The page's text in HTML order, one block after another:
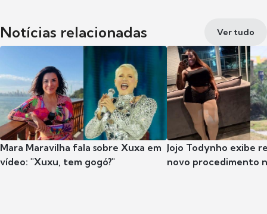
Notícias relacionadas Ver tudo
Mara Maravilha fala sobre Xuxa em
vídeo: "Xuxu, tem gogó?"
Jojo Todynho exibe
novo procedimento